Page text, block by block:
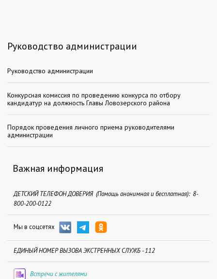
Руководство администрации
Руководство администрации
Конкурсная комиссия по проведению конкурса по отбору
кандидатур на должность Главы Ловозерского района
Порядок проведения личного приема руководителями
администрации
Важная информация
ДЕТСКИЙ ТЕЛЕФОН ДОВЕРИЯ (Помощь анонимная и бесплатная): 8-
800-200-0122
Мы в соцсетях
ЕДИНЫЙ НОМЕР ВЫЗОВА ЭКСТРЕННЫХ СЛУЖБ - 112
Встречи с жителями